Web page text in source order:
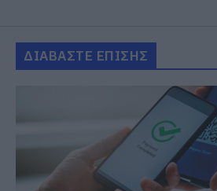
ΔΙΑΒΑΣΤΕ ΕΠΙΣΗΣ